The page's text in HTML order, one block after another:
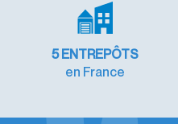
5 ENTREPÔTS
en France